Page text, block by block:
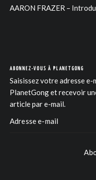
AARON FRAZER –
ABONNEZ-VOUS À PLANETGONG
Saisissez votre adresse e-
PlanetGong et recevoir
article par e-mail.